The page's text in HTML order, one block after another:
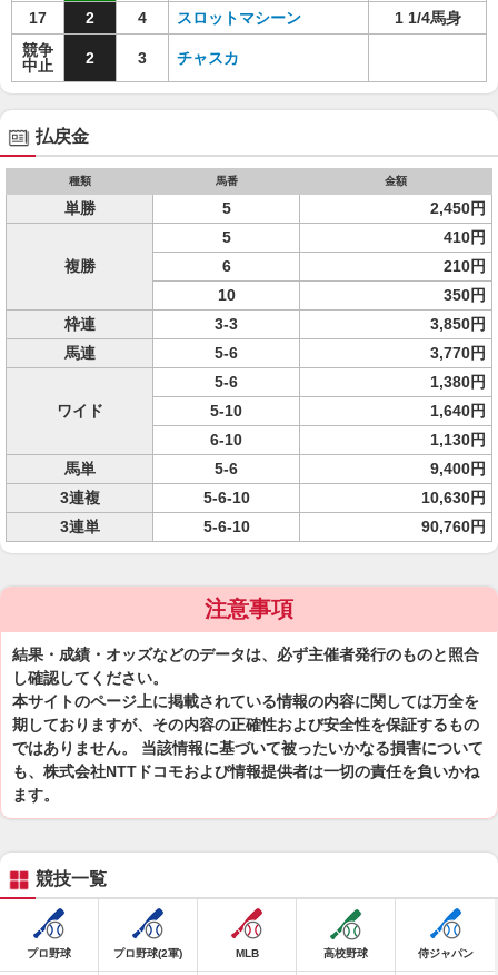
17
2 4 スロットマシーン
1 1/4馬身
競争
中止
2 3 チャスカ
払戻金
種類 馬番 金額
単勝 5 2,450円
複勝
5
410円
6
210円
10
350円
枠連
3-3
3,850円
馬連
5-6 3,770円
ワイド
5-6
1,380円
5-10
1,640円
6-10
1,130円
馬単
5-6
9,400円
3連複
5-6-10
10,630円
3連単
5-6-10 90,760円
注意事項
結果・成績・オッズなどのデータは、必ず主催者発行のものと照合
し確認してください。
本サイトのページ上に掲載されている情報の内容に関しては万全を
期しておりますが、その内容の正確性および安全性を保証するもの
ではありません。 当該情報に基づいて被ったいかなる損害について
も、株式会社NTTドコモおよび情報提供者は一切の責任を負いかね
ます。
競技一覧
プロ野球 プロ野球(2軍) MLB 高校野球 侍ジャパン